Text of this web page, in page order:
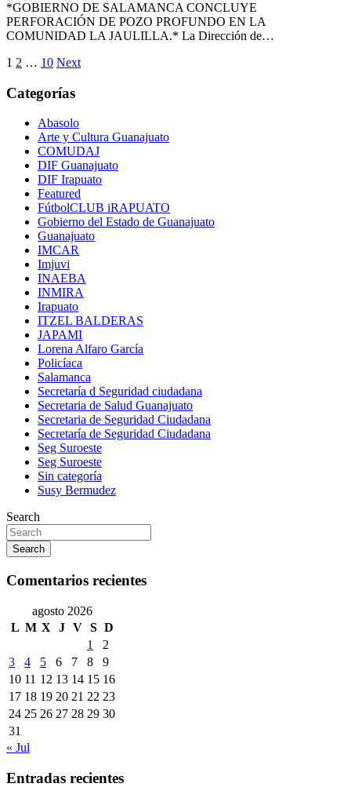
*GOBIERNO DE SALAMANCA CONCLUYE
PERFORACIÓN DE POZO PROFUNDO EN LA
COMUNIDAD LA JAULILLA.* La Dirección de…
Navegación
de
entradas
1 2 … 10 Next
Categorías
Abasolo
Arte y Cultura Guanajuato
COMUDAJ
DIF Guanajuato
DIF Irapuato
Featured
FútbolCLUB iRAPUATO
Gobierno del Estado de Guanajuato
Guanajuato
IMCAR
Imjuvi
INAEBA
INMIRA
Irapuato
ITZEL BALDERAS
JAPAMI
Lorena Alfaro García
Policíaca
Salamanca
Secretaría d Seguridad ciudadana
Secretaria de Salud Guanajuato
Secretaria de Seguridad Ciudadana
Secretaría de Seguridad Ciudadana
Seg Suroeste
Seg Suroeste
Sin categoría
Susy Bermudez
Search
Search
Comentarios recientes
agosto 2026
L M X J V S D
1
2
3
4 5 6 7 8
9
10 11 12 13 14 15 16
17 18 19 20 21 22 23
24 25 26 27 28 29 30
31
« Jul
Entradas recientes